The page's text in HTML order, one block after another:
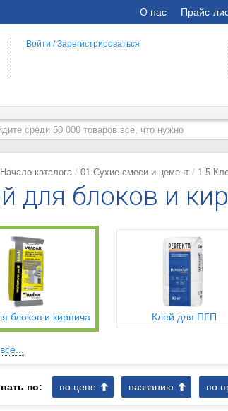
О нас Прайс-
Войти /Зарегистрироваться
Начало каталога 01.Сухие смеси и цемент 1.5
для блоков и
блоков и кирпича Клей для ПГП
по: по цене названию по